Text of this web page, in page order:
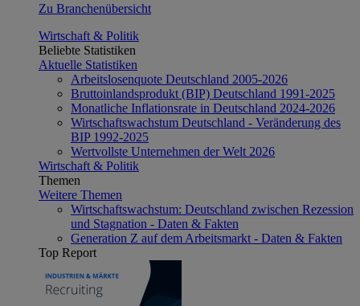
Zu Branchenübersicht
Wirtschaft & Politik
Beliebte Statistiken
Aktuelle Statistiken
Arbeitslosenquote Deutschland 2005-2026
Bruttoinlandsprodukt (BIP) Deutschland 1991-2025
Monatliche Inflationsrate in Deutschland 2024-2026
Wirtschaftswachstum Deutschland - Veränderung des
BIP 1992-2025
Wertvollste Unternehmen der Welt 2026
Wirtschaft & Politik
Themen
Weitere Themen
Wirtschaftswachstum: Deutschland zwischen Rezession
und Stagnation - Daten & Fakten
Generation Z auf dem Arbeitsmarkt - Daten & Fakten
Top Report